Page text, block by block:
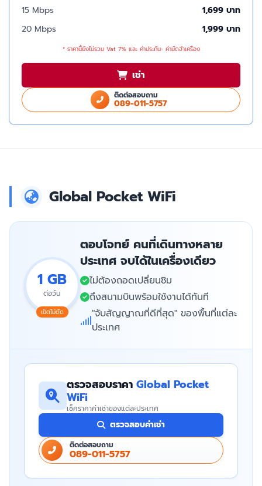
15 Mbps
1,699 บาท
20 Mbps
1,999 บาท
* ราคานี้ยังไม่รวม Vat 7% และ ค่าประกัน- ค่ามัดจำเครื่อง
เช่า
ติดต่อสอบถาม
089-011-5757
Global Pocket WiFi
1 GB
ต่อวัน
เน็ตไม่ตัด
ตอบโจทย์ คนที่เดินทางหลาย
ประเทศ จบได้ในเครื่องเดียว
ไม่ต้องถอดเปลี่ยนซิม
ถึงสนามบินพร้อมใช้งานได้ทันที
"จับสัญญาณที่ดีที่สุด" ของพื้นที่แต่ละ
ประเทศ
ตรวจสอบราคา Global Pocket
WiFi
เช็คราคาค่าเช่าของแต่ละประเทศ
ตรวจสอบค่าเช่า
ติดต่อสอบถาม
089-011-5757